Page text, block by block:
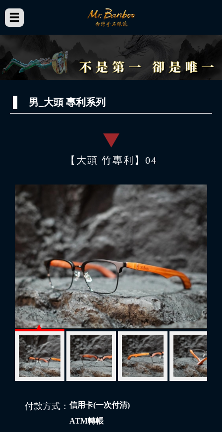
男_大頭 專利系列
【大頭 竹專利】04
付款方式： 信用卡(一次付清)
ATM轉帳